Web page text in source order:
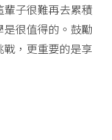
子很難再去累積
很值得的。鼓勵
，更重要的是享